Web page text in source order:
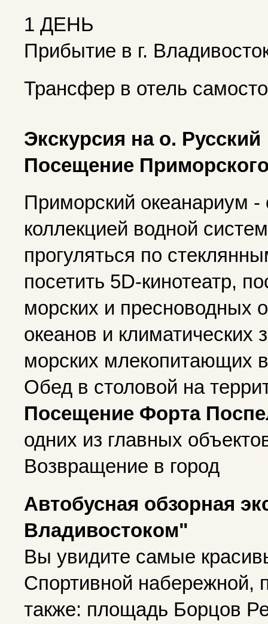
1 ДЕНЬ
Прибытие в г.
Трансфер в отель
Экскурсия на о. Русский
Посещение
Приморский океанариум
коллекцией водной
прогуляться по
посетить 5D-кинотеатр,
морских и пресноводных
океанов и климатических
морских млекопитающих
Обед в столовой на
Посещение Форта
одних из главных
Возвращение в город
Автобусная обзорная
Владивостоком"
Вы увидите самые
Спортивной набережной,
также: площадь Борцов